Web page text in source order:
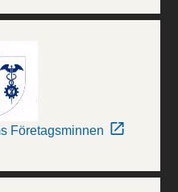
Företagsminnen